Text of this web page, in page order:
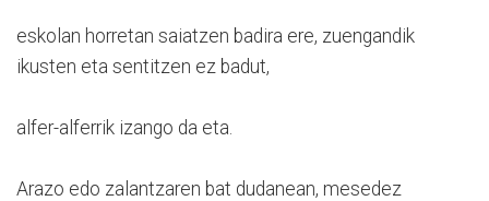
eskolan horretan saiatzen badira ere, zuengandik
ikusten eta sentitzen ez badut,
alfer-alferrik izango da eta.
Arazo edo zalantzaren bat dudanean, mesedez